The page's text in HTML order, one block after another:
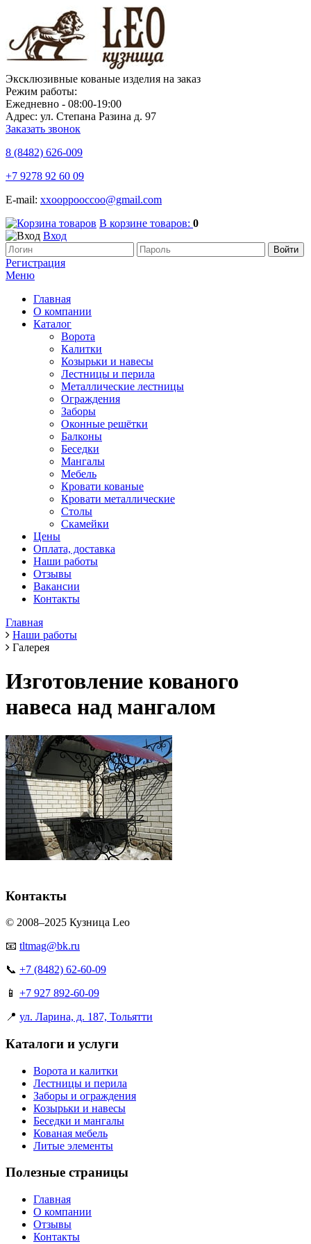
Эксклюзивные кованые изделия на заказ
Режим работы:
Ежедневно - 08:00-19:00
Адрес: ул. Степана Разина д. 97
Заказать звонок
8 (8482) 626-009
+7 9278 92 60 09
E-mail: xxooppooccoo@gmail.com
В корзине товаров: 0
Вход
Регистрация
Меню
Главная
О компании
Каталог
Ворота
Калитки
Козырьки и навесы
Лестницы и перила
Металлические лестницы
Ограждения
Заборы
Оконные решётки
Балконы
Беседки
Мангалы
Мебель
Кровати кованые
Кровати металлические
Столы
Скамейки
Цены
Оплата, доставка
Наши работы
Отзывы
Вакансии
Контакты
Главная
Наши работы
Галерея
Изготовление кованого
навеса над мангалом
Контакты
© 2008–2025 Кузница Leo
📧 tltmag@bk.ru
📞 +7 (8482) 62-60-09
📱 +7 927 892-60-09
📍 ул. Ларина, д. 187, Тольятти
Каталоги и услуги
Ворота и калитки
Лестницы и перила
Заборы и ограждения
Козырьки и навесы
Беседки и мангалы
Кованая мебель
Литые элементы
Полезные страницы
Главная
О компании
Отзывы
Контакты